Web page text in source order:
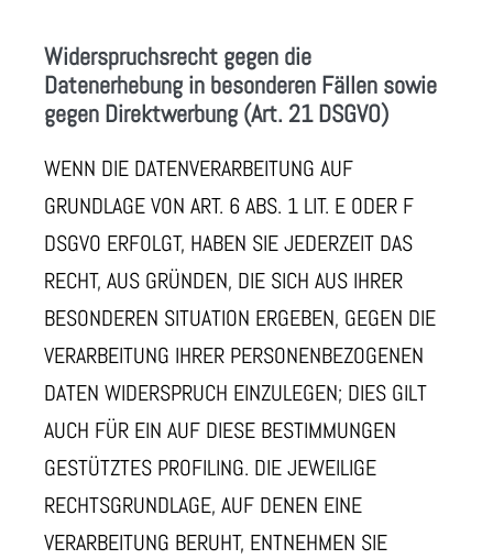
Widerspruchsrecht gegen die
Datenerhebung in besonderen Fällen sowie
gegen Direktwerbung (Art. 21 DSGVO)
WENN DIE DATENVERARBEITUNG AUF
GRUNDLAGE VON ART. 6 ABS. 1 LIT. E ODER F
DSGVO ERFOLGT, HABEN SIE JEDERZEIT DAS
RECHT, AUS GRÜNDEN, DIE SICH AUS IHRER
BESONDEREN SITUATION ERGEBEN, GEGEN DIE
VERARBEITUNG IHRER PERSONENBEZOGENEN
DATEN WIDERSPRUCH EINZULEGEN; DIES GILT
AUCH FÜR EIN AUF DIESE BESTIMMUNGEN
GESTÜTZTES PROFILING. DIE JEWEILIGE
RECHTSGRUNDLAGE, AUF DENEN EINE
VERARBEITUNG BERUHT, ENTNEHMEN SIE